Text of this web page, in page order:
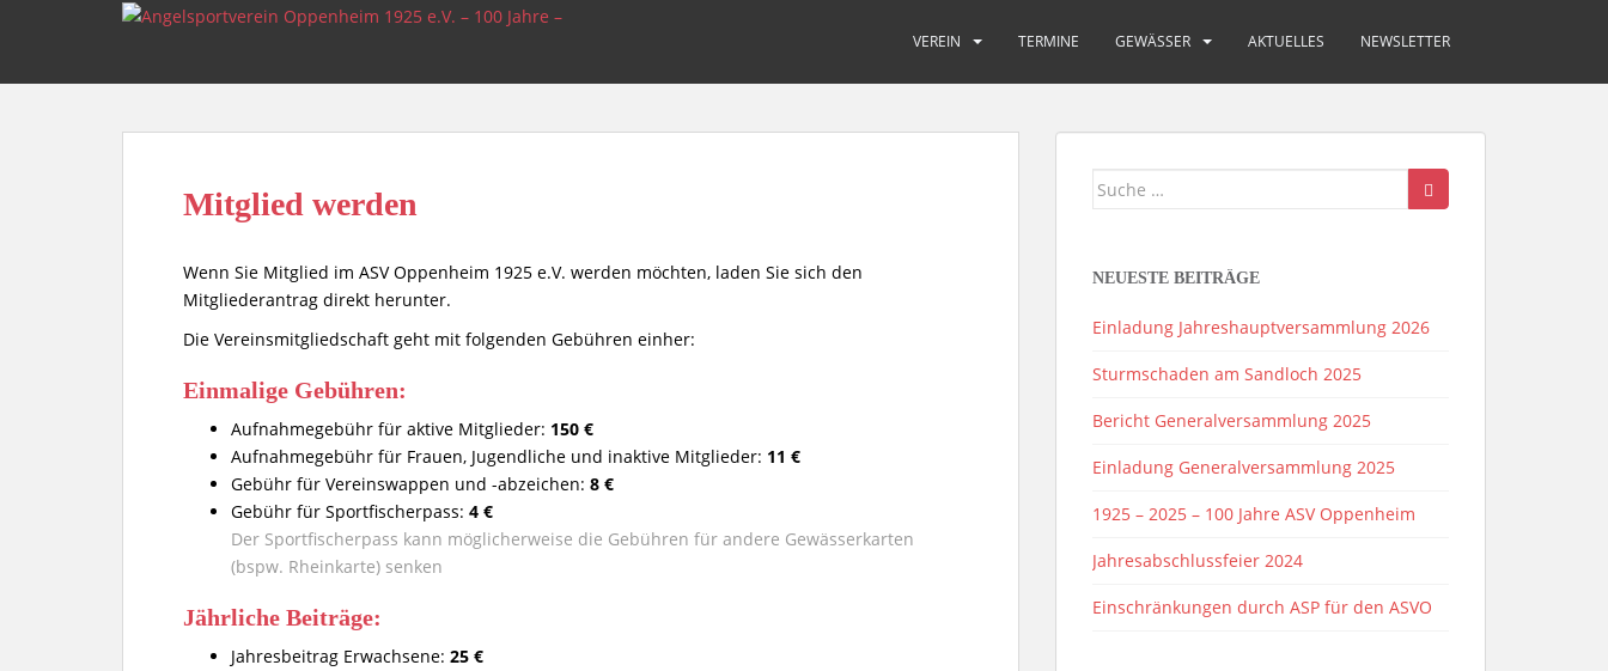
VEREIN TERMINE GEWÄSSER AKTUELLES NEWSLETTER
Mitglied werden
Wenn Sie Mitglied im ASV Oppenheim 1925 e.V. werden möchten, laden Sie sich den
Mitgliederantrag direkt herunter.
Die Vereinsmitgliedschaft geht mit folgenden Gebühren einher:
Einmalige Gebühren:
Aufnahmegebühr für aktive Mitglieder: 150 €
Aufnahmegebühr für Frauen, Jugendliche und inaktive Mitglieder: 11 €
Gebühr für Vereinswappen und -abzeichen: 8 €
Gebühr für Sportfischerpass: 4 €
Der Sportfischerpass kann möglicherweise die Gebühren für andere Gewässerkarten
(bspw. Rheinkarte) senken
Jährliche Beiträge:
Jahresbeitrag Erwachsene: 25 €
Suche
NEUESTE BEITRÄGE
Einladung Jahreshauptversammlung 2026
Sturmschaden am Sandloch 2025
Bericht Generalversammlung 2025
Einladung Generalversammlung 2025
1925 – 2025 – 100 Jahre ASV Oppenheim
Jahresabschlussfeier 2024
Einschränkungen durch ASP für den ASVO